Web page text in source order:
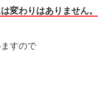
変わりはありません。
すので